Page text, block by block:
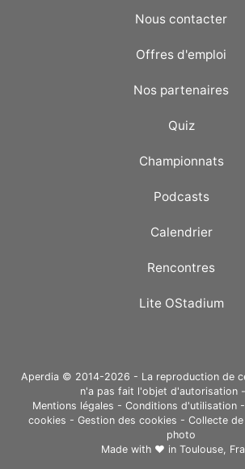
Nous contacter
Offres d'emploi
Nos partenaires
Quiz
Championnats
Podcasts
Calendrier
Rencontres
Lite OStadium
Aperdia © 2014-2026 - La reproduction de
n'a pas fait l'objet d'autorisation
Mentions légales - Conditions d'utilisation-
cookies - Gestion des cookies - Collecte
photo
Made with ❤ in Toulouse,